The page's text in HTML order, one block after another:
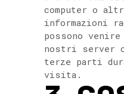
computer o
informazioni
possono
nostri server
terze parti
visita.